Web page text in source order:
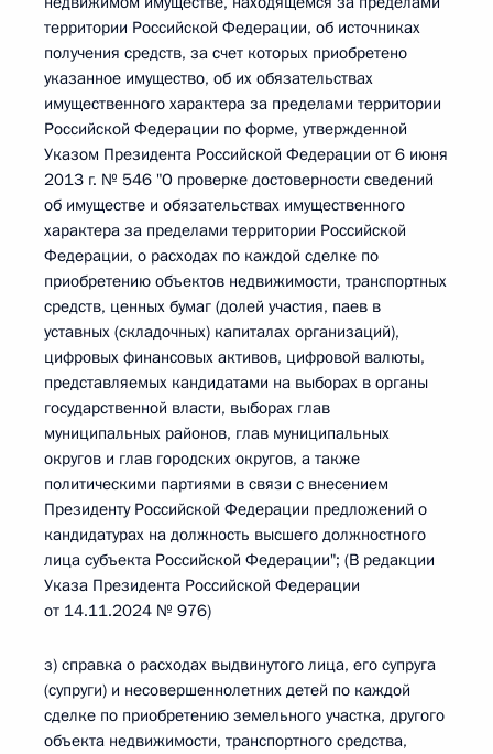
территории Российской Федерации, об источниках
получения средств, за счет которых приобретено
указанное имущество, об их обязательствах
имущественного характера за пределами территории
Российской Федерации по форме, утвержденной
Указом Президента Российской Федерации от 6 июня
2013 г. № 546 "О проверке достоверности сведений
об имуществе и обязательствах имущественного
характера за пределами территории Российской
Федерации, о расходах по каждой сделке по
приобретению объектов недвижимости, транспортных
средств, ценных бумаг (долей участия, паев в
уставных (складочных) капиталах организаций),
цифровых финансовых активов, цифровой валюты,
представляемых кандидатами на выборах в органы
государственной власти, выборах глав
муниципальных районов, глав муниципальных
округов и глав городских округов, а также
политическими партиями в связи с внесением
Президенту Российской Федерации предложений о
кандидатурах на должность высшего должностного
лица субъекта Российской Федерации"; (В редакции
Указа Президента Российской Федерации
от 14.11.2024 № 976)
з) справка о расходах выдвинутого лица, его супруга
(супруги) и несовершеннолетних детей по каждой
сделке по приобретению земельного участка, другого
объекта недвижимости, транспортного средства,